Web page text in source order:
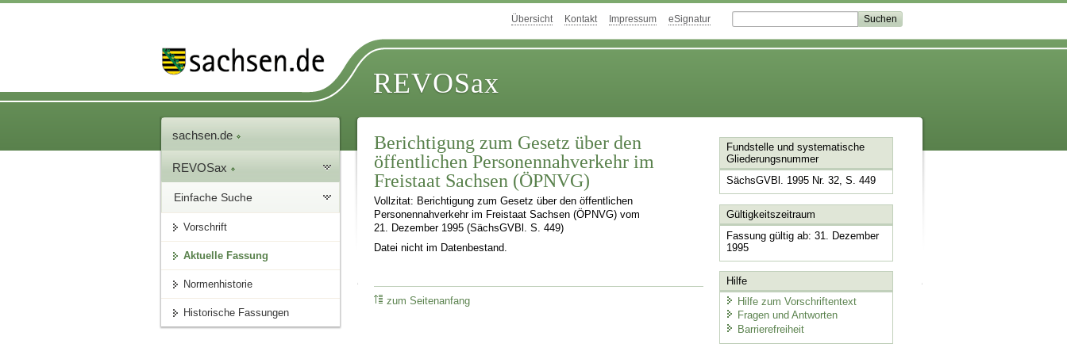
Übersicht Kontakt Impressum eSignatur
REVOSax
sachsen.de
REVOSax
Einfache Suche
Vorschrift
Aktuelle Fassung
Normenhistorie
Historische Fassungen
Berichtigung zum Gesetz über den
öffentlichen Personennahverkehr im
Freistaat Sachsen (ÖPNVG)
Vollzitat: Berichtigung zum Gesetz über den öffentlichen
Personennahverkehr im Freistaat Sachsen (ÖPNVG) vom
21. Dezember 1995 (SächsGVBl. S. 449)
Datei nicht im Datenbestand.
zum Seitenanfang
Fundstelle und systematische
Gliederungsnummer
SächsGVBl. 1995 Nr. 32, S. 449
Gültigkeitszeitraum
Fassung gültig ab: 31. Dezember
1995
Hilfe
Hilfe zum Vorschriftentext
Fragen und Antworten
Barrierefreiheit